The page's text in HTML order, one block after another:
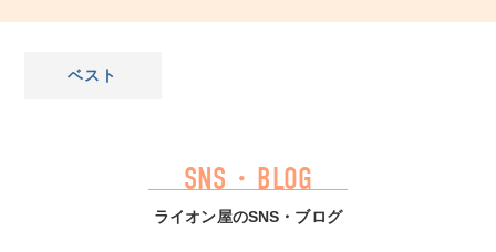
ベスト
SNS・BLOG
ライオン屋のSNS・ブログ